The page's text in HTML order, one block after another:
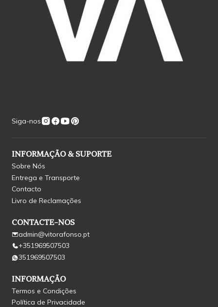
Siga-nos
INFORMAÇÃO & SUPORTE
Sobre Nós
Entrega e Transporte
Contacto
Livro de Reclamações
CONTACTE-NOS
admin@vitorafonso.pt
+351969507503
351969507503
INFORMAÇÃO
Termos e Condições
Política de Privacidade